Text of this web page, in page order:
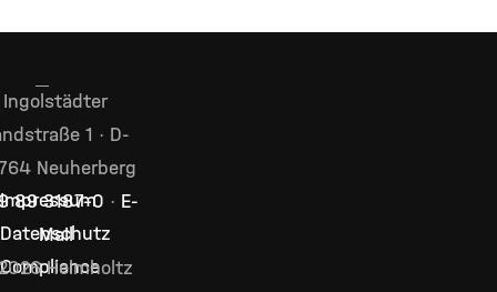
Impressum
Datenschutz
Compliance
Ingolstädter
1 · D-
Neuherberg
89 3187–0 · E-
Mail
Helmholtz